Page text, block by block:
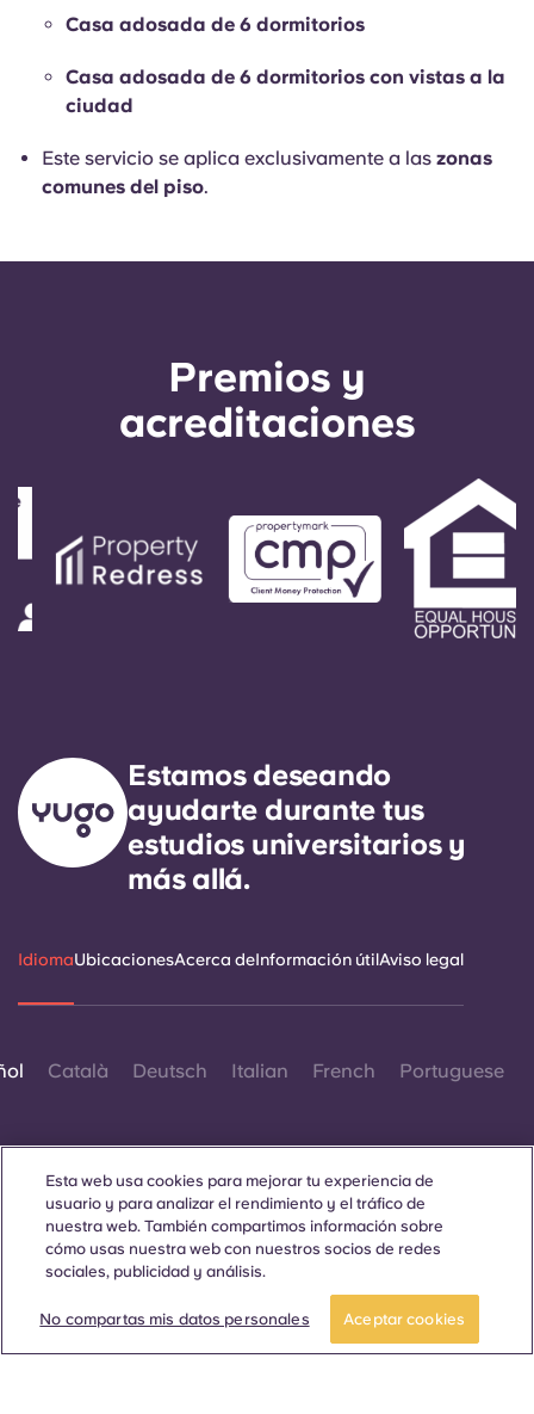
Español
Català
Deutsch
Portuguese
Casa adosada de 6 dormitorios
Casa adosada de 6 dormitorios con vistas a la
ciudad
Este servicio se aplica exclusivamente a las zonas
comunes del piso.
Premios y
acreditaciones
Estamos deseando
ayudarte durante tus
estudios universitarios y
más allá.
IdiomaUbicacionesAcerca deInformación útilAviso legal
Català Deutsch Italian French Portuguese
Contáctanos
Siempre que en esta página web aparezcan palabras que
Esta web usa cookies para mejorar tu experiencia de
usuario y para analizar el rendimiento y el tráfico de
nuestra web. También compartimos información sobre
cómo usas nuestra web con nuestros socios de redes
sociales, publicidad y análisis.
No compartas mis datos personales Aceptar cookies